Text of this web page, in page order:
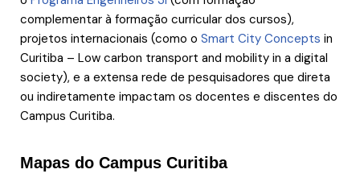
complementar à formação curricular dos cursos),
projetos internacionais (como o Smart City Concepts in
Curitiba – Low carbon transport and mobility in a digital
society), e a extensa rede de pesquisadores que direta
ou indiretamente impactam os docentes e discentes do
Campus Curitiba.
Mapas do Campus Curitiba